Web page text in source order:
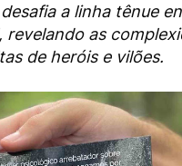
a linha tênue
revelando as
de heróis e vilões.